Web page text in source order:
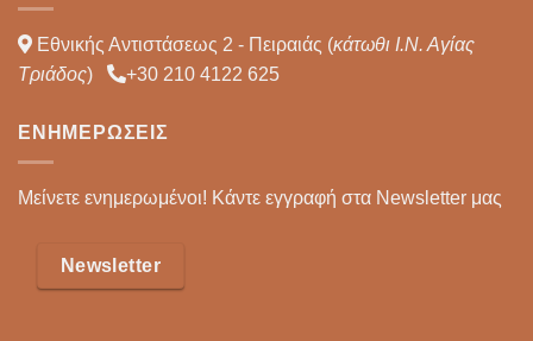
Εθνικής Αντιστάσεως 2 - Πειραιάς (κάτωθι Ι.Ν. Αγίας
Τριάδος) +30 210 4122 625
ΕΝΗΜΕΡΏΣΕΙΣ
Μείνετε ενημερωμένοι! Κάντε εγγραφή στα Newsletter μας
Newsletter